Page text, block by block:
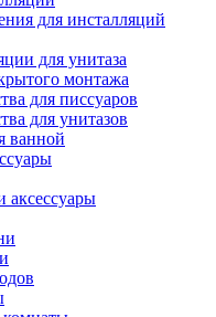
для инсталляций
для унитаза
монтажа
для писсуаров
для унитазов
ванной